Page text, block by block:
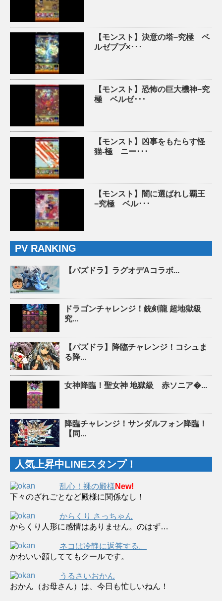
【モンスト】決意の塔−究極 ベ
ルゼブブ×･･･
【モンスト】恐怖の巨大機神−究
極 ベルゼ･･･
【モンスト】凶事をもたらす怪
猫-極 ニー･･･
【モンスト】闇に選ばれし覇王
−究極 ベル･･･
PV RANKING
【パズドラ】ラグオデAコラボ...
ドラゴンチャレンジ！銃剣龍 超地獄級
究...
【パズドラ】降臨チャレンジ！コシュま
る降...
女神降臨！聖女神 地獄級 赤ソニア�...
降臨チャレンジ！サンダルフォン降臨！
【同...
人気上昇中LINEスタンプ！
乱心！裸の殿様 New!
下々のざれごとなど殿様に関係なし！
からくり さっちゃん
からくり人形に感情はありません。のはず…
ネコは冷静に返答する。
かわいい顔しててもクールです。
うるさいおかん
おかん（お母さん）は、今日も忙しいねん！